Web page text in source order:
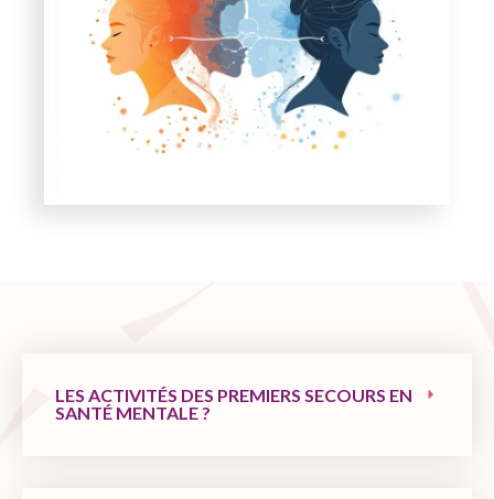
LES ACTIVITÉS DES PREMIERS SECOURS EN
SANTÉ MENTALE ?